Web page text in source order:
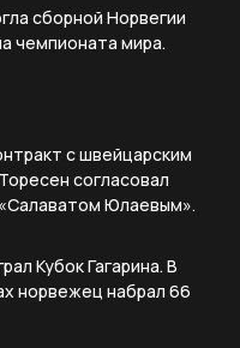
сборной Норвегии
чемпионата мира.
с швейцарским
согласовал
Юлаевым».
Кубок Гагарина. В
норвежец набрал 66